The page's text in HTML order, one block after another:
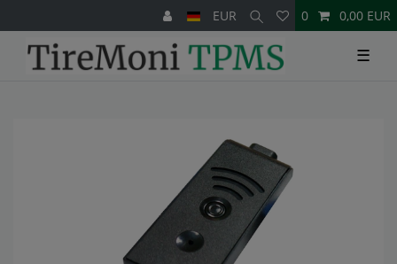
EUR 0 0,00 EUR
☰